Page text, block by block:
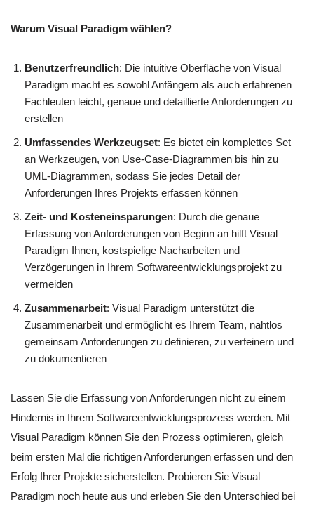
Warum Visual Paradigm wählen?
Benutzerfreundlich: Die intuitive Oberfläche von Visual
Paradigm macht es sowohl Anfängern als auch erfahrenen
Fachleuten leicht, genaue und detaillierte Anforderungen zu
erstellen
Umfassendes Werkzeugset: Es bietet ein komplettes Set
an Werkzeugen, von Use-Case-Diagrammen bis hin zu
UML-Diagrammen, sodass Sie jedes Detail der
Anforderungen Ihres Projekts erfassen können
Zeit- und Kosteneinsparungen: Durch die genaue
Erfassung von Anforderungen von Beginn an hilft Visual
Paradigm Ihnen, kostspielige Nacharbeiten und
Verzögerungen in Ihrem Softwareentwicklungsprojekt zu
vermeiden
Zusammenarbeit: Visual Paradigm unterstützt die
Zusammenarbeit und ermöglicht es Ihrem Team, nahtlos
gemeinsam Anforderungen zu definieren, zu verfeinern und
zu dokumentieren
Lassen Sie die Erfassung von Anforderungen nicht zu einem
Hindernis in Ihrem Softwareentwicklungsprozess werden. Mit
Visual Paradigm können Sie den Prozess optimieren, gleich
beim ersten Mal die richtigen Anforderungen erfassen und den
Erfolg Ihrer Projekte sicherstellen. Probieren Sie Visual
Paradigm noch heute aus und erleben Sie den Unterschied bei